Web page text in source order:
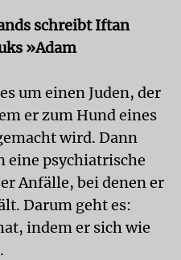
schreibt Iftan
»Adam
um einen Juden, der
er zum Hund eines
wird. Dann
eine psychiatrische
Anfälle, bei denen er
Darum geht es:
indem er sich wie